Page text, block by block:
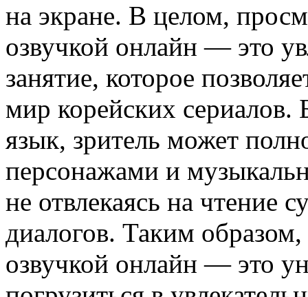
на экране. В целом,
озвучкой онлайн — это
занятие, которое
мир корейских сериалов.
язык, зритель может
персонажами и
не отвлекаясь на чтение
диалогов. Таким
озвучкой онлайн — это